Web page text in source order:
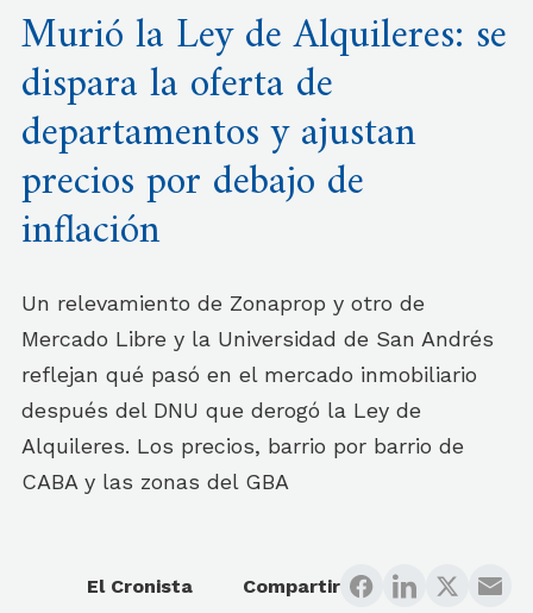
Murió la Ley de Alquileres: se
dispara la oferta de
departamentos y ajustan
precios por debajo de
inflación
Un relevamiento de Zonaprop y otro de
Mercado Libre y la Universidad de San Andrés
reflejan qué pasó en el mercado inmobiliario
después del DNU que derogó la Ley de
Alquileres. Los precios, barrio por barrio de
CABA y las zonas del GBA
El Cronista Compartir